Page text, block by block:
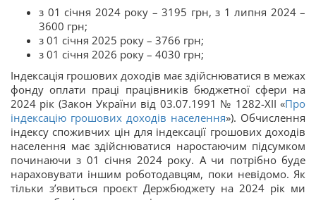
з 01 січня 2024 року – 3195 грн, з 1 липня 2024 –
3600 грн;
з 01 січня 2025 року – 3766 грн;
з 01 січня 2026 року – 4030 грн;
Індексація грошових доходів має здійснюватися в межах
фонду оплати праці працівників бюджетної сфери на
2024 рік (Закон України від 03.07.1991 № 1282-ХІІ «Про
індексацію грошових доходів населення»). Обчислення
індексу споживчих цін для індексації грошових доходів
населення має здійснюватися наростаючим підсумком
починаючи з 01 січня 2024 року. А чи потрібно буде
нараховувати іншим роботодавцям, поки невідомо. Як
тільки зʼявиться проєкт Держбюджету на 2024 рік ми